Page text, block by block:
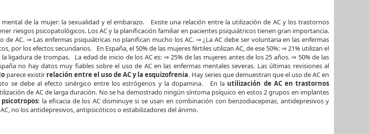
de la mujer: la sexualidad y el embarazo. Existe una relación entre la utilización de AC y los trastornos
riesgos psicopatológicos. Los AC y la planificación familiar en pacientes psiquiátricos tienen gran importancia.
AC. ⇒ Las enfermas psiquiátricas no planifican mucho los AC. ⇒ ¿La AC debe ser voluntaria en las enfermas
por los efectos secundarios. En España, el 50% de las mujeres fértiles utilizan AC, de ese 50%: ⇒ 21% utilizan el
ligadura de trompas. La edad de inicio de los AC es: ⇒ 25% de las mujeres antes de los 25 años. ⇒ 50% de las
no hay datos muy fiables sobre el uso de AC en las enfermas mentales severas. Las últimas revisiones al
parece existir relación entre el uso de AC y la esquizofrenia. Hay series que demuestran que el uso de AC en
se debe al efecto sinérgico entre los estrógenos y la dopamina. En la utilización de AC en trastornos
de AC de larga duración. No se ha demostrado ningún síntoma psíquico en estos 2 grupos en implantes
: la eficacia de los AC disminuye si se usan en combinación con benzodiacepinas, antidepresivos y
no los antidepresivos, antipsicóticos o estabilizadores del ánimo.